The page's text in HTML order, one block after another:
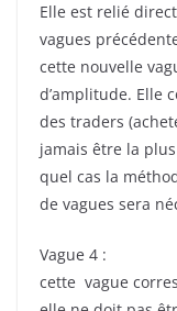
Elle est relié
vagues
cette nouvelle
d’amplitude. Elle
des traders
jamais être la
quel cas la
de vagues sera
Vague 4 :
cette vague